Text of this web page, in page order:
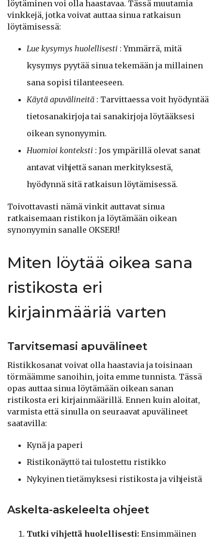
löytäminen voi olla haastavaa. Tässä muutamia
vinkkejä, jotka voivat auttaa sinua ratkaisun
löytämisessä:
Lue kysymys huolellisesti : Ymmärrä, mitä
kysymys pyytää sinua tekemään ja millainen
sana sopisi tilanteeseen.
Käytä apuvälineitä : Tarvittaessa voit hyödyntää
tietosanakirjoja tai sanakirjoja löytääksesi
oikean synonyymin.
Huomioi konteksti : Jos ympärillä olevat sanat
antavat vihjettä sanan merkityksestä,
hyödynnä sitä ratkaisun löytämisessä.
Toivottavasti nämä vinkit auttavat sinua
ratkaisemaan ristikon ja löytämään oikean
synonyymin sanalle OKSERI!
Miten löytää oikea sana
ristikosta eri
kirjainmääriä varten
Tarvitsemasi apuvälineet
Ristikkosanat voivat olla haastavia ja toisinaan
törmäämme sanoihin, joita emme tunnista. Tässä
opas auttaa sinua löytämään oikean sanan
ristikosta eri kirjainmäärillä. Ennen kuin aloitat,
varmista että sinulla on seuraavat apuvälineet
saatavilla:
Kynä ja paperi
Ristikonäyttö tai tulostettu ristikko
Nykyinen tietämyksesi ristikosta ja vihjeistä
Askelta-askeleelta ohjeet
Tutki vihjettä huolellisesti: Ensimmäinen